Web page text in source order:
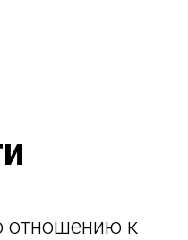
отношению к